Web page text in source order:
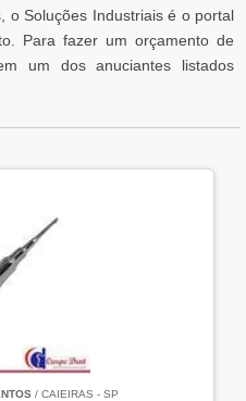
o Soluções Industriais é o portal
Para fazer um orçamento de
um dos anuciantes listados
/ CAIEIRAS - SP